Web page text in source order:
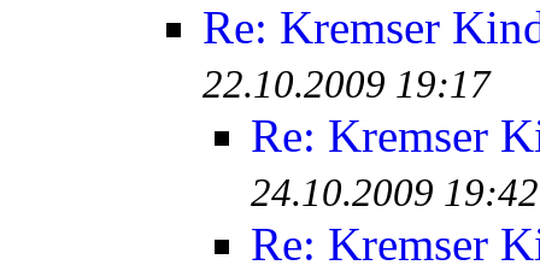
Re: Kremser
22.10.2009 19:17
Re: Kremser
24.10.2009 19:42
Re: Kremser